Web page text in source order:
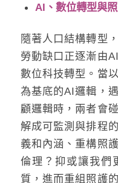
AI、數位轉型與
隨著人口結構轉型
勞動缺口正逐漸由
數位科技轉型。當
為基底的AI邏輯，
顧邏輯時，兩者會
解成可監測與排程
義和內涵、重構照
倫理？抑或讓我們
質，進而重組照護